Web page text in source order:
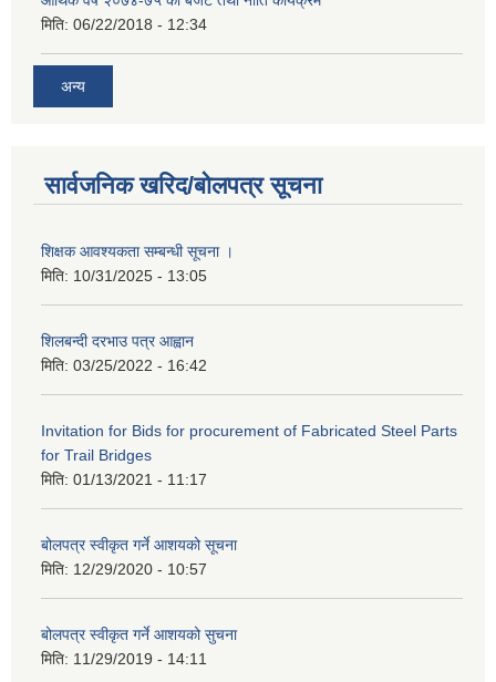
मिति: 06/22/2018 - 12:34
अन्य
सार्वजनिक खरिद/बोलपत्र सूचना
शिक्षक आवश्यकता सम्बन्धी सूचना ।
मिति: 10/31/2025 - 13:05
शिलबन्दी दरभाउ पत्र आह्वान
मिति: 03/25/2022 - 16:42
Invitation for Bids for procurement of Fabricated Steel Parts
for Trail Bridges
मिति: 01/13/2021 - 11:17
बोलपत्र स्वीकृत गर्ने आशयको सूचना
मिति: 12/29/2020 - 10:57
बोलपत्र स्वीकृत गर्ने आशयको सुचना
मिति: 11/29/2019 - 14:11